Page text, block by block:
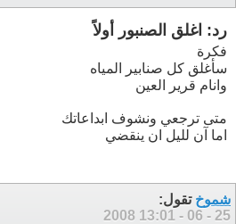
رد: اغلق الصنبور أولاً‏
فكرة
سأغلق كل صنابير المياه
وانام قرير العين
متى ترجعي ونشوف ابداعاتك
اما آن لليل ان ينقضي
شموخ تقول:
25 - 06 - 2008
13:01